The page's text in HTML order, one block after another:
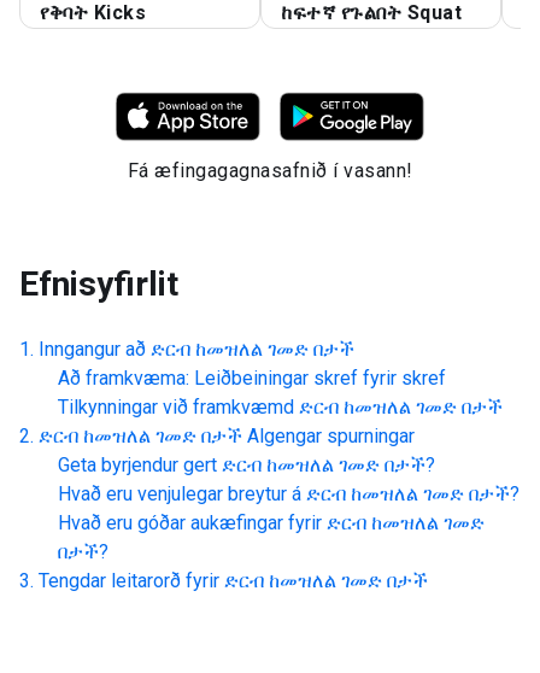
የቅባት Kicks ከፍተኛ የጉልበት Squat
Fá æfingagagnasafnið í vasann!
Efnisyfirlit
Inngangur að ድርብ ከመዝለል ገመድ በታች
Að framkvæma: Leiðbeiningar skref fyrir skref
Tilkynningar við framkvæmd ድርብ ከመዝለል ገመድ በታች
ድርብ ከመዝለል ገመድ በታች Algengar spurningar
Geta byrjendur gert ድርብ ከመዝለል ገመድ በታች?
Hvað eru venjulegar breytur á ድርብ ከመዝለል ገመድ በታች?
Hvað eru góðar aukæfingar fyrir ድርብ ከመዝለል ገመድ
በታች?
Tengdar leitarorð fyrir ድርብ ከመዝለል ገመድ በታች